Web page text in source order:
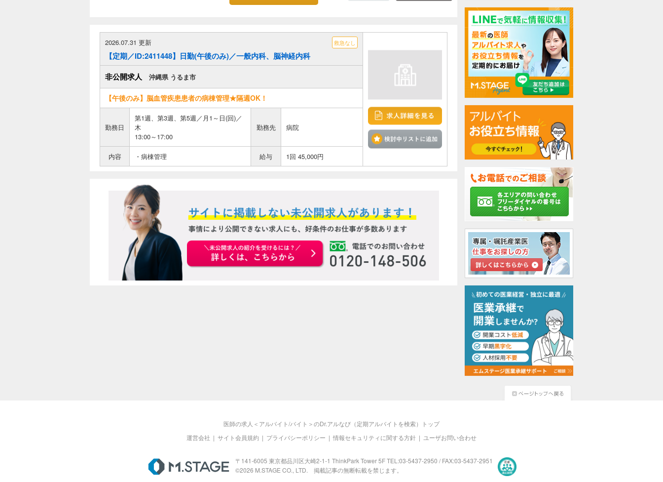
2026.07.31 更新 救急なし
【定期／ID:2411448】日勤(午後のみ)／一般内科、脳神経内科
検討中リストに追加
非公開求人 沖縄県 うるま市
【午後のみ】脳血管疾患患者の病棟管理★隔週OK！
勤務日
第1週、第3週、第5週／月1～日(回)／
木
13:00～17:00
勤務先 病院
内容 ・病棟管理 給与 1回 45,000円
お申込みはこちらから
医師の求人＜アルバイト/バイト＞のDr.アルなび（定期アルバイトを検索）トップ
運営会社 | サイト会員規約 | プライバシーポリシー | 情報セキュリティに関する方針 | ユーザお問い合わせ
M.STAGE
〒141-6005 東京都品川区大崎2-1-1 ThinkPark Tower 5F TEL:03-5437-2950 / FAX:03-5437-2951
©2026 M.STAGE CO., LTD. 掲載記事の無断転載を禁じます。